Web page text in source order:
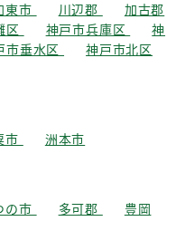
東市 川辺郡
加古郡
区 神戸市兵庫区
神
市垂水区
神戸市北区
市 洲本市
の市 多可郡
豊岡